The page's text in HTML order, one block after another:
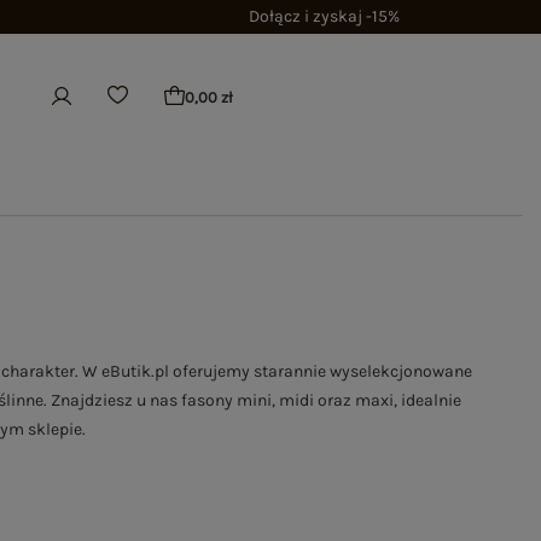
Dołącz i zyskaj -15%
0,00 zł
W eButik.pl oferujemy starannie wyselekcjonowane
Znajdziesz u nas fasony mini, midi oraz maxi, idealnie
sklepie.